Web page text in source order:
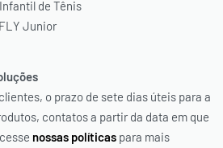
de Tênis
Junior
o prazo de sete dias úteis para a
contatos a partir da data em que
nossas políticas para mais